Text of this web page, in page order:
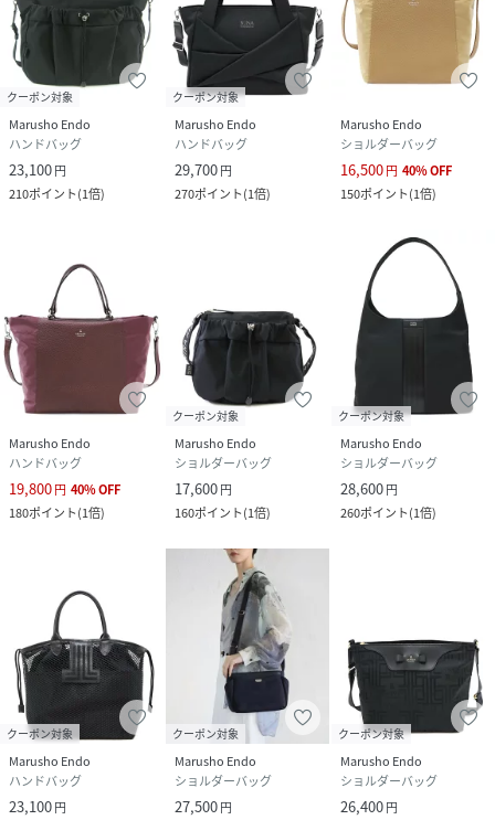
クーポン対象
Marusho Endo
ハンドバッグ
23,100円
210ポイント(1倍)
クーポン対象
Marusho Endo
ハンドバッグ
29,700円
270ポイント(1倍)
Marusho Endo
ショルダーバッグ
16,500円 40%OFF
150ポイント(1倍)
Marusho Endo
ハンドバッグ
19,800円 40%OFF
180ポイント(1倍)
クーポン対象
Marusho Endo
ショルダーバッグ
17,600円
160ポイント(1倍)
クーポン対象
Marusho Endo
ショルダーバッグ
28,600円
260ポイント(1倍)
クーポン対象
Marusho Endo
ハンドバッグ
23,100円
クーポン対象
Marusho Endo
ショルダーバッグ
27,500円
クーポン対象
Marusho Endo
ショルダーバッグ
26,400円